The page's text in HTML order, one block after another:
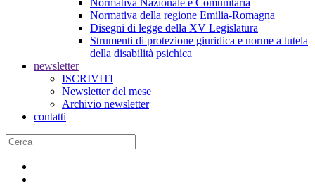
Normativa Nazionale e Comunitaria
Normativa della regione Emilia-Romagna
Disegni di legge della XV Legislatura
Strumenti di protezione giuridica e norme a tutela
della disabilità psichica
newsletter
ISCRIVITI
Newsletter del mese
Archivio newsletter
contatti